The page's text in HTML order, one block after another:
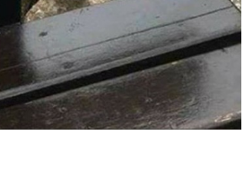
Internet Security